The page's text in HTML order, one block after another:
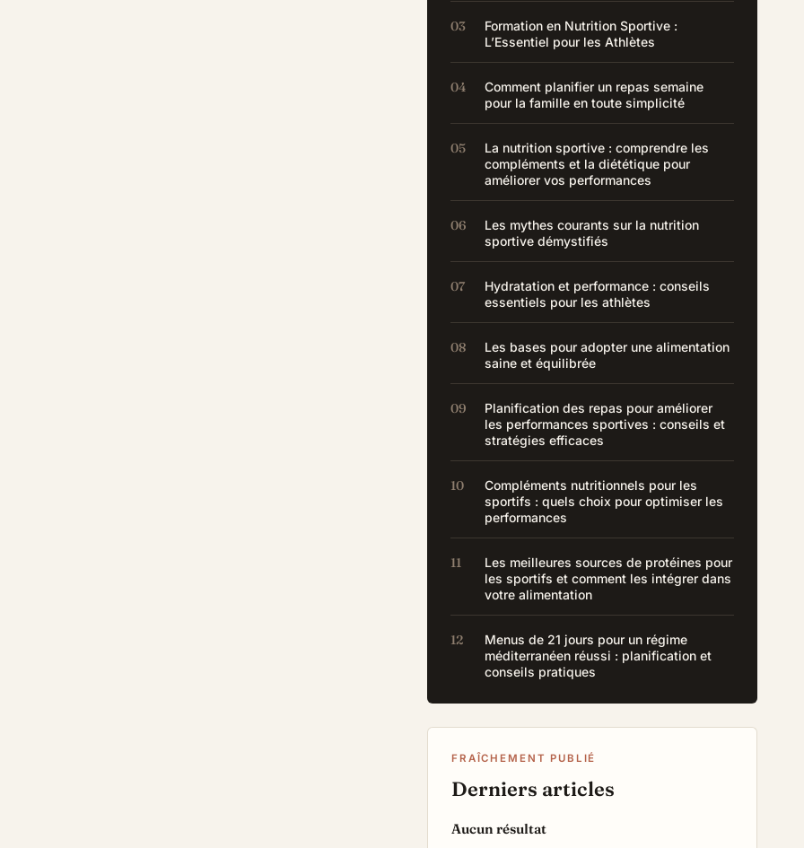
Formation en Nutrition Sportive :
L’Essentiel pour les Athlètes
Comment planifier un repas semaine
pour la famille en toute simplicité
La nutrition sportive : comprendre les
compléments et la diététique pour
améliorer vos performances
Les mythes courants sur la nutrition
sportive démystifiés
Hydratation et performance : conseils
essentiels pour les athlètes
Les bases pour adopter une alimentation
saine et équilibrée
Planification des repas pour améliorer
les performances sportives : conseils et
stratégies efficaces
Compléments nutritionnels pour les
sportifs : quels choix pour optimiser les
performances
Les meilleures sources de protéines pour
les sportifs et comment les intégrer dans
votre alimentation
Menus de 21 jours pour un régime
méditerranéen réussi : planification et
conseils pratiques
FRAÎCHEMENT PUBLIÉ
Derniers articles
Aucun résultat